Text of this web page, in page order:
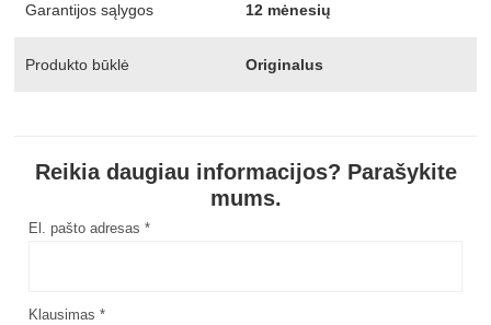
Garantijos sąlygos 12 mėnesių
Produkto būklė Originalus
Reikia daugiau informacijos? Parašykite
mums.
El. pašto adresas *
Klausimas *